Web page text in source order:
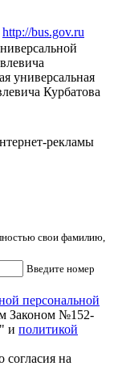
http://bus.gov.ru
универсальная
Курбатова
рекламы
свои фамилию,
Введите номер
персональной
Законом №152-
и политикой
на